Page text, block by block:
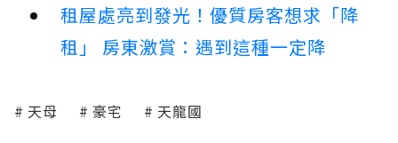
租屋處亮到發光！優質房客想求「降
租」 房東激賞：遇到這種一定降
天母 豪宅 天龍國